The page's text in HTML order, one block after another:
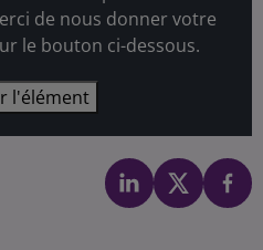
de nous donner votre
le bouton ci-dessous.
l'élément